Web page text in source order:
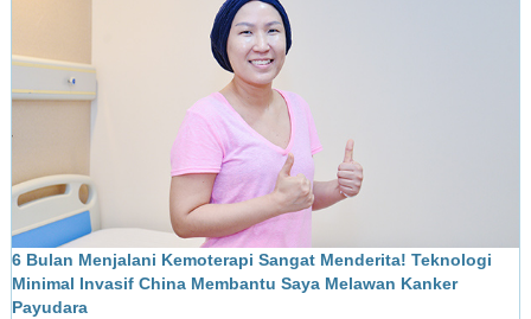
6 Bulan Menjalani Kemoterapi Sangat Menderita! Teknologi
Minimal Invasif China Membantu Saya Melawan Kanker
Payudara